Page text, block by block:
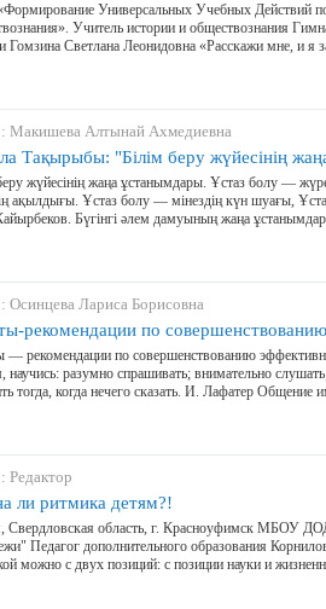
Универсальных Учебных Действий
Учитель истории и обществознания
Гомзина Светлана Леонидовна «Расскажи мне, и я
Макишева Алтынай Ахмедиевна
Тақырыбы: "Білім беру жүйесінің
жүйесінің жаңа ұстанымдары. Ұстаз болу —
ақылдығы. Ұстаз болу — мінездің күн шуағы,
Бүгінгі әлем дамуының жаңа
Осинцева Лариса Борисовна
рекомендации по
— рекомендации по совершенствованию
разумно спрашивать; внимательно слушать;
тогда, когда нечего сказать. И. Лафатер Общение
Редактор
ли ритмика детям?!
Свердловская область, г. Красноуфимск МБОУ
Педагог дополнительного образования
можно с двух позиций: с позиции науки и